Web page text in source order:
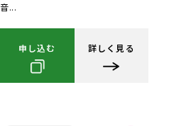
音...
申し込む 詳しく見る